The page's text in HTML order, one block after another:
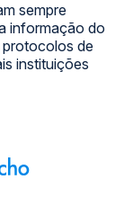
sempre
informação do
de
instituições